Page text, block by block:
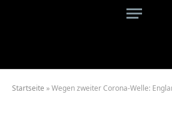
Startseite »Wegen zweiter Corona-Welle: England will